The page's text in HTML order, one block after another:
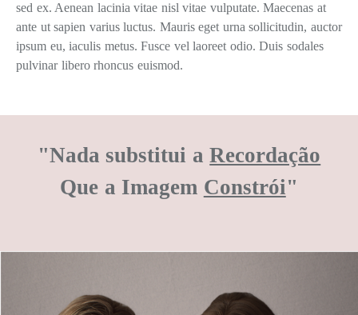
sed ex. Aenean lacinia vitae nisl vitae vulputate. Maecenas at
ante ut sapien varius luctus. Mauris eget urna sollicitudin, auctor
ipsum eu, iaculis metus. Fusce vel laoreet odio. Duis sodales
pulvinar libero rhoncus euismod.
"Nada substitui aRecordação
Que a Imagem Constrói"